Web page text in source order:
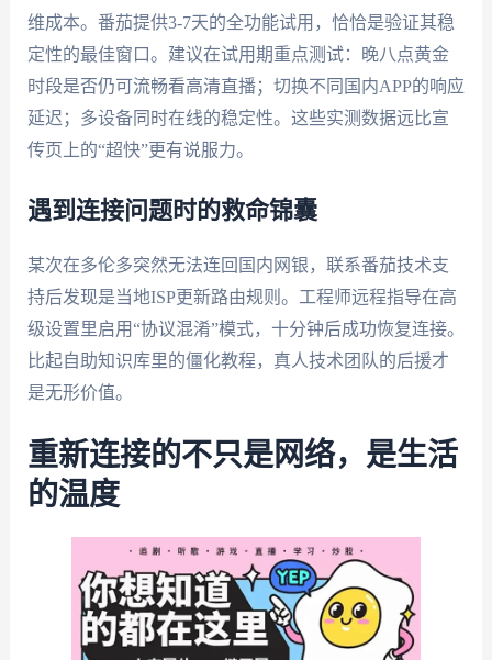
维成本。番茄提供3-7天的全功能试用，恰恰是验证其稳
定性的最佳窗口。建议在试用期重点测试：晚八点黄金
时段是否仍可流畅看高清直播；切换不同国内APP的响应
延迟；多设备同时在线的稳定性。这些实测数据远比宣
传页上的“超快”更有说服力。
遇到连接问题时的救命锦囊
某次在多伦多突然无法连回国内网银，联系番茄技术支
持后发现是当地ISP更新路由规则。工程师远程指导在高
级设置里启用“协议混淆”模式，十分钟后成功恢复连接。
比起自助知识库里的僵化教程，真人技术团队的后援才
是无形价值。
重新连接的不只是网络，是生活
的温度